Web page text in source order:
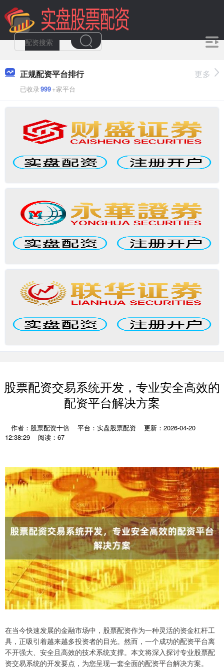
正规配资平台排行
已收录999+家平台
更多
股票配资交易系统开发，专业安全高效的
配资平台解决方案
作者：股票配资十倍 平台：实盘股票配资
更新：2026-04-20
12:38:29
阅读：67
在当今快速发展的金融市场中，股票配资作为一种灵活的资金杠杆工
具，正吸引着越来越多投资者的目光。然而，一个成功的配资平台离
不开强大、安全且高效的技术系统支撑。本文将深入探讨专业股票配
资交易系统的开发要点，为您呈现一套全面的配资平台解决方案。